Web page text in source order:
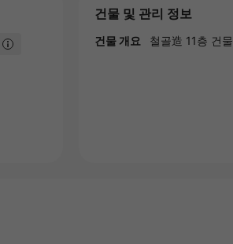
건물 및 관리 정보
건물 개요 철골造 11층 건물